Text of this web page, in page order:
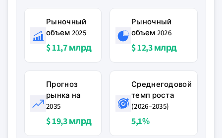
Рыночный
объем 2025
$ 11,7 млрд
Рыночный
объем 2026
$ 12,3 млрд
Прогноз
рынка на
2035
$ 19,3 млрд
Среднегодовой
темп роста
(2026–2035)
5,1%